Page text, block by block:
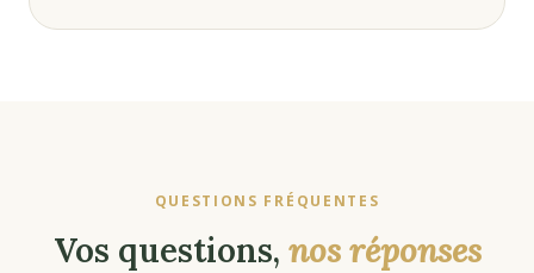
QUESTIONS FRÉQUENTES
Vos questions, nos réponses